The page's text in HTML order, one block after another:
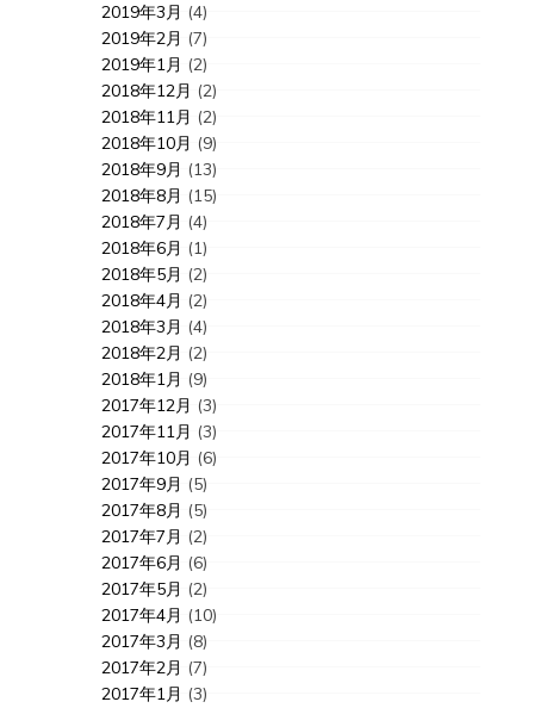
2019年3月 (4)
2019年2月 (7)
2019年1月 (2)
2018年12月 (2)
2018年11月 (2)
2018年10月 (9)
2018年9月 (13)
2018年8月 (15)
2018年7月 (4)
2018年6月 (1)
2018年5月 (2)
2018年4月 (2)
2018年3月 (4)
2018年2月 (2)
2018年1月 (9)
2017年12月 (3)
2017年11月 (3)
2017年10月 (6)
2017年9月 (5)
2017年8月 (5)
2017年7月 (2)
2017年6月 (6)
2017年5月 (2)
2017年4月 (10)
2017年3月 (8)
2017年2月 (7)
2017年1月 (3)